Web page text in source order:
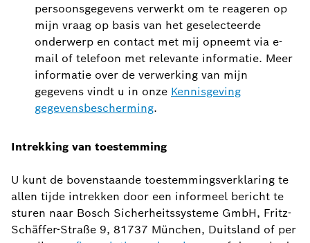
persoonsgegevens verwerkt om te reageren op
mijn vraag op basis van het geselecteerde
onderwerp en contact met mij opneemt via e-
mail of telefoon met relevante informatie. Meer
informatie over de verwerking van mijn
gegevens vindt u in onze Kennisgeving
gegevensbescherming.
Intrekking van toestemming
U kunt de bovenstaande toestemmingsverklaring te
allen tijde intrekken door een informeel bericht te
sturen naar Bosch Sicherheitssysteme GmbH, Fritz-
Schäffer-Straße 9, 81737 München, Duitsland of per